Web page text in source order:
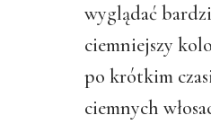
wyglądać
ciemniejszy
po krótkim
ciemnych